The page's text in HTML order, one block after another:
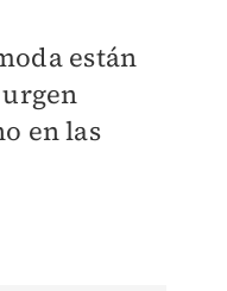
están
en las